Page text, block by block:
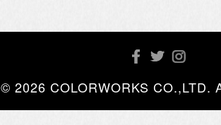
© 2026 COLORWORKS CO.,LTD.